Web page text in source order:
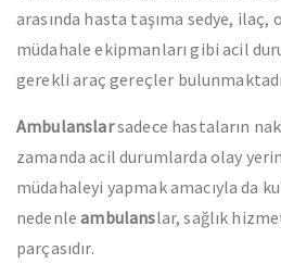
arasında hasta taşıma sedye, ilaç,
müdahale ekipmanları gibi acil
gerekli araç gereçler
Ambulanslarsadece hastaların
zamanda acil durumlarda olay
müdahaleyi yapmak amacıyla da
nedenleambulanslar, sağlık
parçasıdır.